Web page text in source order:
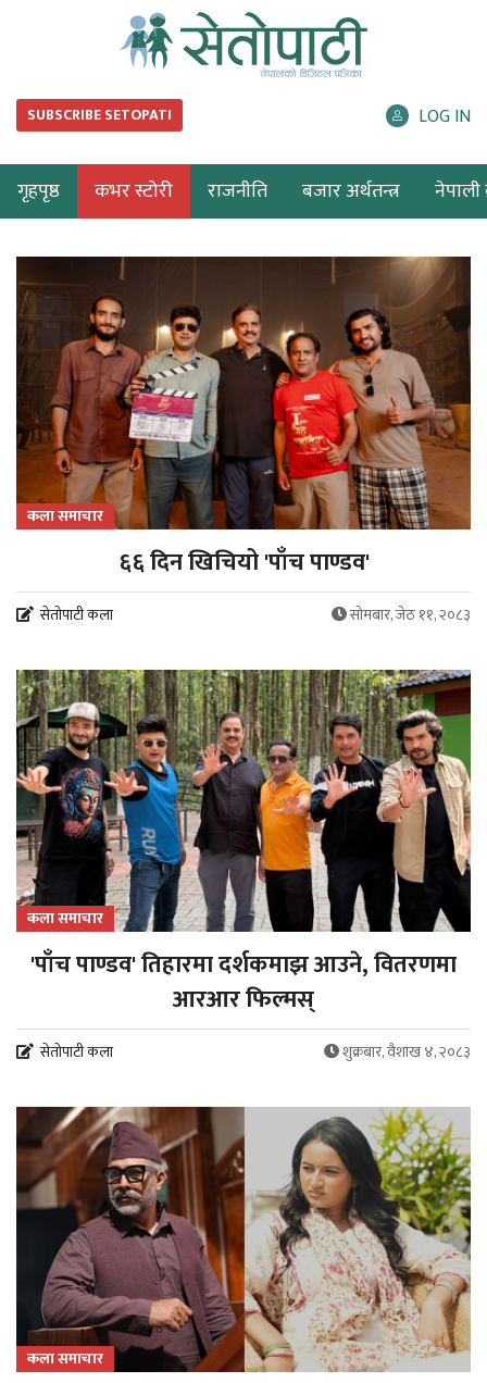
SUBSCRIBE SETOPATI LOG IN
गृहपृष्ठ कभर स्टोरी राजनीति बजार अर्थतन्त्र नेपाली
कला समाचार
६६ दिन खिचियो 'पाँच पाण्डव'
सेतोपाटी कला सोमबार, जेठ ११, २०८३
कला समाचार
'पाँच पाण्डव' तिहारमा दर्शकमाझ आउने, वितरणमा
आरआर फिल्मस्
सेतोपाटी कला शुक्रबार, वैशाख ४, २०८३
कला समाचार